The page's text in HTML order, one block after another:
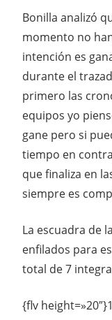
Bonilla analizó
momento no
intención es
durante el
primero las
equipos yo
gane pero si
tiempo en
que finaliza en
siempre es
La escuadra de
enfilados para
total de 7
{flv